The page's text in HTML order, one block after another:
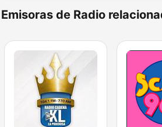
Emisoras de Radio